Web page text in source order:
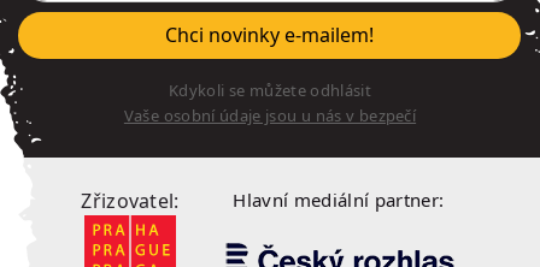
Chci novinky e-mailem!
Kdykoli se můžete odhlásit
Vaše osobní údaje jsou u nás v bezpečí
Zřizovatel: Hlavní mediální partner: